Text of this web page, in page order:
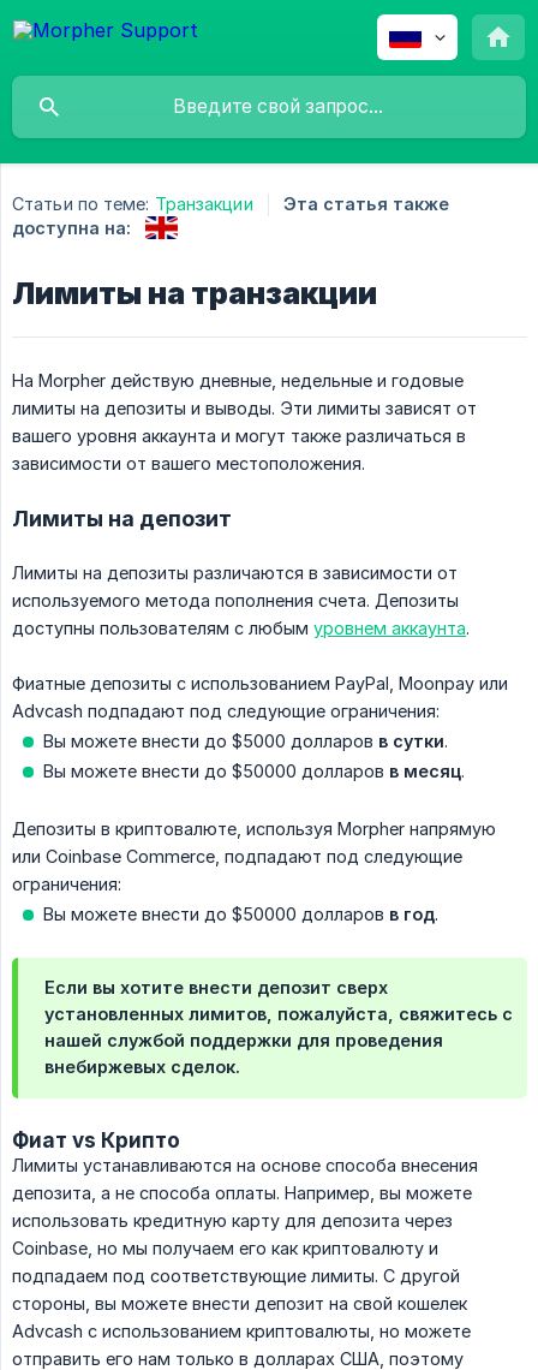
Статьи по теме: Транзакции
Эта статья также
доступна на:
Лимиты на транзакции
На Morpher действую дневные, недельные и годовые
лимиты на депозиты и выводы. Эти лимиты зависят от
вашего уровня аккаунта и могут также различаться в
зависимости от вашего местоположения.
Лимиты на депозит
Лимиты на депозиты различаются в зависимости от
используемого метода пополнения счета. Депозиты
доступны пользователям с любым уровнем аккаунта.
Фиатные депозиты с использованием PayPal, Moonpay или
Advcash подпадают под следующие ограничения:
Вы можете внести до $5000 долларов в сутки.
Вы можете внести до $50000 долларов в месяц.
Депозиты в криптовалюте, используя Morpher напрямую
или Coinbase Commerce, подпадают под следующие
ограничения:
Вы можете внести до $50000 долларов в год.
Если вы хотите внести депозит сверх
установленных лимитов, пожалуйста, свяжитесь с
нашей службой поддержки для проведения
внебиржевых сделок.
Фиат vs Крипто
Лимиты устанавливаются на основе способа внесения
депозита, а не способа оплаты. Например, вы можете
использовать кредитную карту для депозита через
Coinbase, но мы получаем его как криптовалюту и
подпадаем под соответствующие лимиты. С другой
стороны, вы можете внести депозит на свой кошелек
Advcash с использованием криптовалюты, но можете
отправить его нам только в долларах США, поэтому